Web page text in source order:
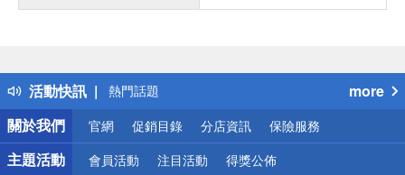
活動快訊
得獎公告
熱門話題
銀行優惠
偏遠地區配送
詐騙網頁！請小心！
more
關於我們
官網 促銷目錄 分店資訊 保險服務
主題活動 會員活動 注目活動 得獎公佈